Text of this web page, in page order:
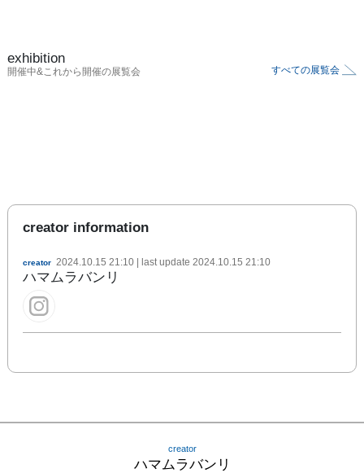
exhibition
開催中&これから開催の展覧会 すべての展覧会
creator information
creator 2024.10.15 21:10 | last update 2024.10.15 21:10
ハマムラバンリ
creator
ハマムラバンリ